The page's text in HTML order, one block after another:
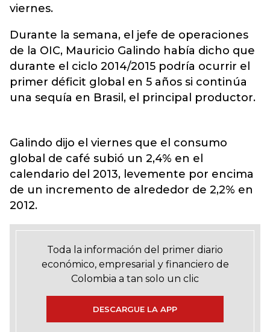
viernes.
Durante la semana, el jefe de operaciones
de la OIC, Mauricio Galindo había dicho que
durante el ciclo 2014/2015 podría ocurrir el
primer déficit global en 5 años si continúa
una sequía en Brasil, el principal productor.
Galindo dijo el viernes que el consumo
global de café subió un 2,4% en el
calendario del 2013, levemente por encima
de un incremento de alrededor de 2,2% en
2012.
Toda la información del primer diario
económico, empresarial y financiero de
Colombia a tan solo un clic
DESCARGUE LA APP